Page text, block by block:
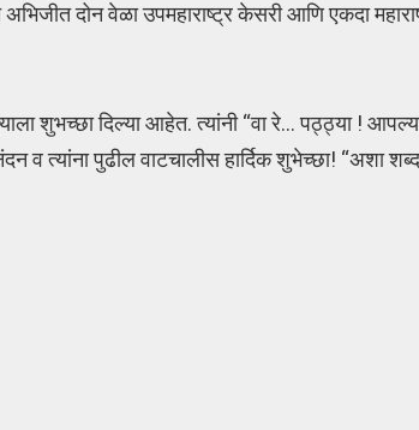
दोन वेळा उपमहाराष्ट्र केसरी आणि एकदा
शुभच्छा दिल्या आहेत. त्यांनी “वा रे… पठ्ठ्या !
व त्यांना पुढील वाटचालीस हार्दिक शुभेच्छा! “अशा